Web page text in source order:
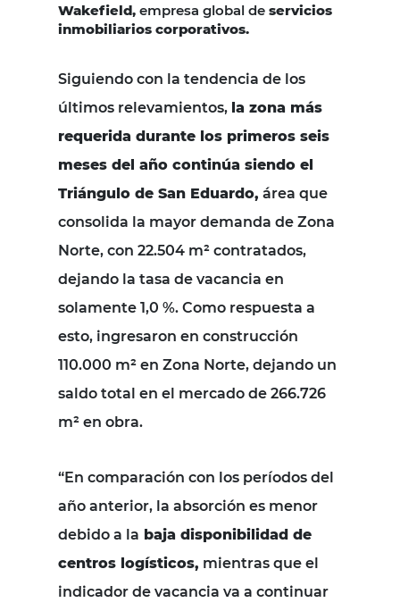
Wakefield, empresa global de servicios
inmobiliarios corporativos.
Siguiendo con la tendencia de los
últimos relevamientos, la zona más
requerida durante los primeros seis
meses del año continúa siendo el
Triángulo de San Eduardo, área que
consolida la mayor demanda de Zona
Norte, con 22.504 m² contratados,
dejando la tasa de vacancia en
solamente 1,0 %. Como respuesta a
esto, ingresaron en construcción
110.000 m² en Zona Norte, dejando un
saldo total en el mercado de 266.726
m² en obra.
“En comparación con los períodos del
año anterior, la absorción es menor
debido a la baja disponibilidad de
centros logísticos, mientras que el
indicador de vacancia va a continuar